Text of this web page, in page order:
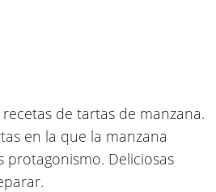
recetas de tartas de manzana.
en la que la manzana
protagonismo. Deliciosas